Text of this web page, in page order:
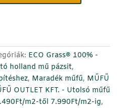
ECO Grass® 100% -
holland mű pázsit,
, Maradék műfű, MŰFŰ
OUTLET KFT. - Utolsó műfű
m2-től 7.990Ft/m2-ig,